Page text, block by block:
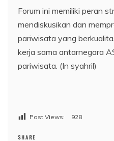
Forum ini memiliki peran
mendiskusikan dan
pariwisata yang
kerja sama antarnegara
pariwisata. (In syahril)
Post Views: 928
SHARE